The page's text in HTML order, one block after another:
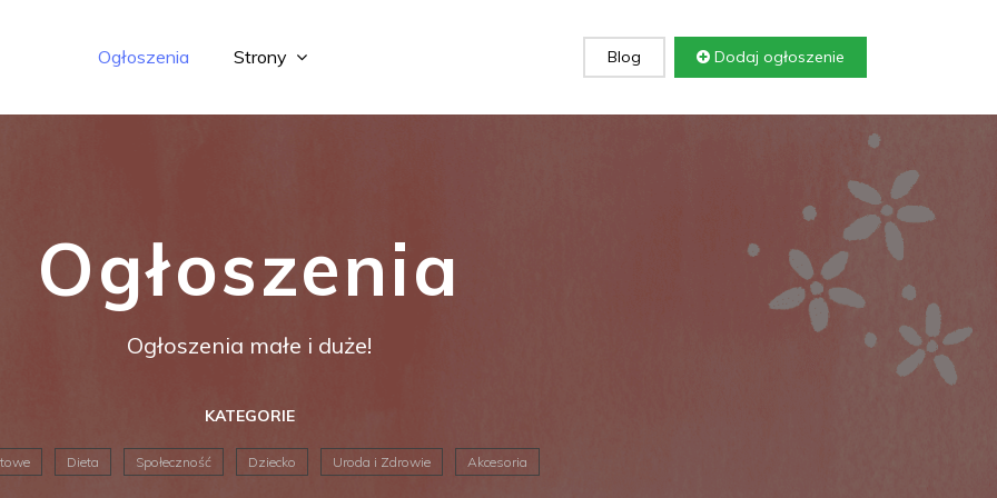
Ogłoszenia Strony Blog Dodaj ogłoszenie
Ogłoszenia
Ogłoszenia małe i duże!
KATEGORIE
Dieta Społeczność Dziecko Uroda i Zdrowie Akcesoria